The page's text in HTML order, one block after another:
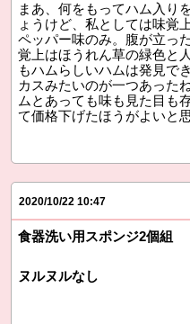
まあ、何をもってハム入り
ょうけど、私としては味覚
ペッパー味のみ。腹が立っ
覚上はほうれん草の緑色と
もハムらしいハムは発見で
カスみたいのが一つあった
ムとあっても味も見た目も
て価格下げたほうがよいと
2020/10/22 10:47
食器洗い用スポンジ2個組
ヌルヌルなし